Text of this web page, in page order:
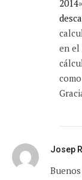
2014
en el
Josep